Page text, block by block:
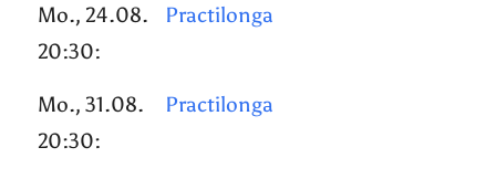
Mo., 24.08.
20:30:
Practilonga
Mo., 31.08.
20:30:
Practilonga